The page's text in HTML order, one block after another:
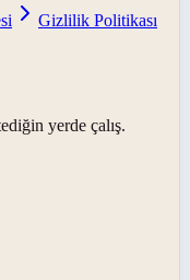
Gizlilik Politikası
yerde çalış.